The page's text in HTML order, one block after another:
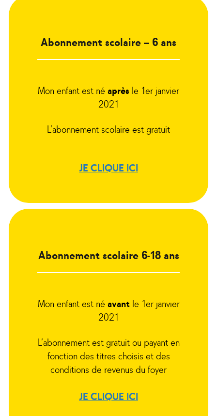
Abonnement scolaire – 6 ans
Mon enfant est né après le 1er janvier
2021
L’abonnement scolaire est gratuit
JE CLIQUE ICI
Abonnement scolaire 6-18 ans
Mon enfant est né avant le 1er janvier
2021
L’abonnement est gratuit ou payant en
fonction des titres choisis et des
conditions de revenus du foyer
JE CLIQUE ICI